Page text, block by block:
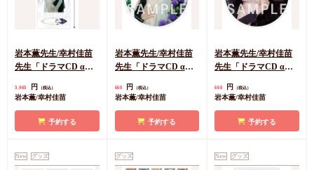
岩本薫先生/幸村佳苗
先生「ドラマCD αの
BIGアクリルスタンド
3,960 円 （税込）
岩本薫/幸村佳苗
予約する
岩本薫先生/幸村佳苗
先生「ドラマCD αの
クリルコースター
660 円 （税込）
岩本薫/幸村佳苗
予約する
岩本薫先生/幸村佳苗
先生「ドラマCD αの
クリルコースター
660 円 （税込）
岩本薫/幸村佳苗
予約する
New グッズ グッズ New グッズ